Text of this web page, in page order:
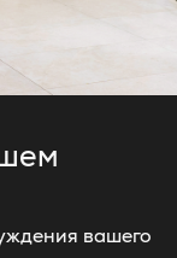
вашего